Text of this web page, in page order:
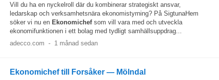
Vill du ha en nyckelroll där du kombinerar strategiskt ansvar,
ledarskap och verksamhetsnära ekonomistyrning? På SigtunaHem
söker vi nu en Ekonomichefsom vill vara med och utveckla
ekonomifunktionen i ett bolag med tydligt samhällsuppdrag...
adecco.com - 1 månad sedan
Ekonomichef till Forsåker — Mölndal